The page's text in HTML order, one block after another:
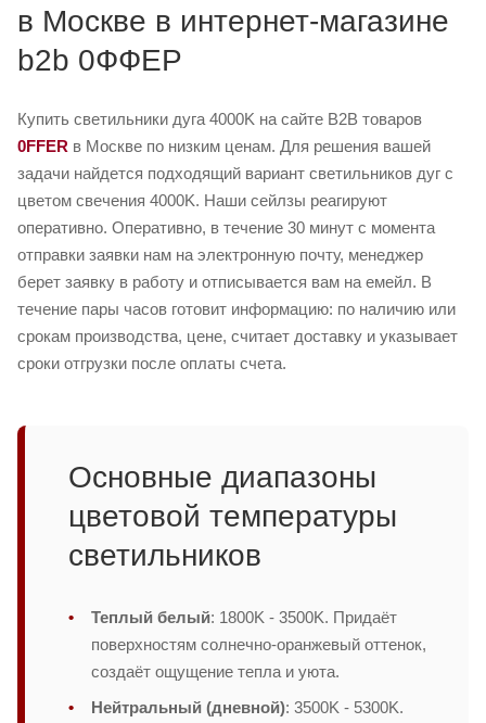
в Москве в интернет-магазине
b2b 0ФФЕР
Купить светильники дуга 4000K на сайте B2B товаров
0FFER в Москве по низким ценам. Для решения вашей
задачи найдется подходящий вариант светильников дуг с
цветом свечения 4000K. Наши сейлзы реагируют
оперативно. Оперативно, в течение 30 минут с момента
отправки заявки нам на электронную почту, менеджер
берет заявку в работу и отписывается вам на емейл. В
течение пары часов готовит информацию: по наличию или
срокам производства, цене, считает доставку и указывает
сроки отгрузки после оплаты счета.
Основные диапазоны
цветовой температуры
светильников
Теплый белый: 1800K - 3500K. Придаёт
поверхностям солнечно-оранжевый оттенок,
создаёт ощущение тепла и уюта.
Нейтральный (дневной): 3500K - 5300K.